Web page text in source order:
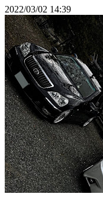
2022/03/02 14:39